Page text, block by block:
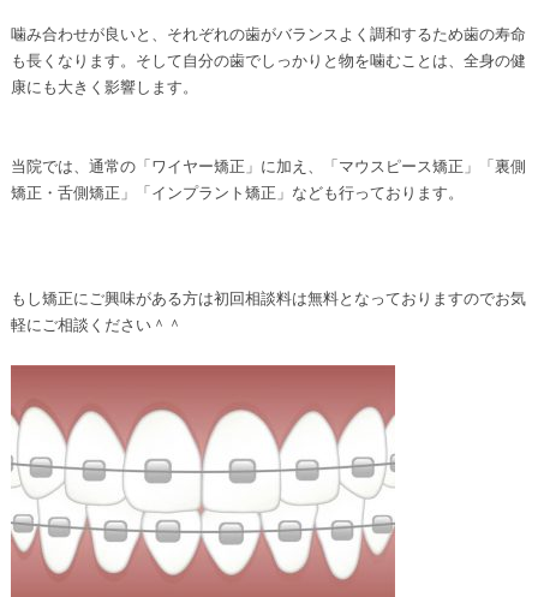
噛み合わせが良いと、それぞれの歯がバランスよく調和するため歯の寿命
も長くなります。そして自分の歯でしっかりと物を噛むことは、全身の健
康にも大きく影響します。
当院では、通常の「ワイヤー矯正」に加え、「マウスピース矯正」「裏側
矯正・舌側矯正」「インプラント矯正」なども行っております。
もし矯正にご興味がある方は初回相談料は無料となっておりますのでお気
軽にご相談ください＾＾